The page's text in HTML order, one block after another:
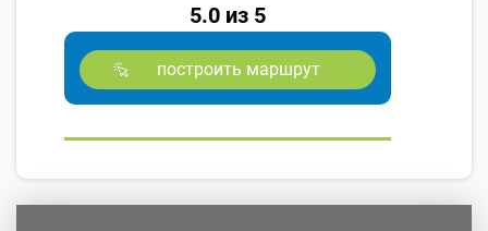
5.0 из 5
построить маршрут